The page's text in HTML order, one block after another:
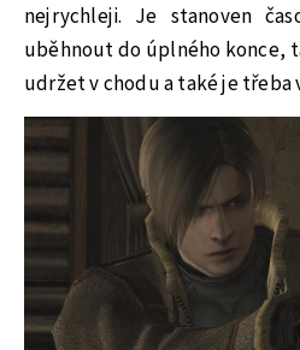
nejrychleji. Je stanoven
uběhnout do úplného konce,
udržet v chodu a také je třeba